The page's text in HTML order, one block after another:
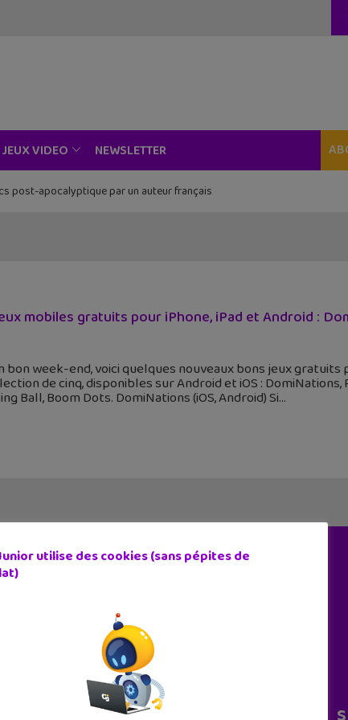
JEUX VIDEO NEWSLETTER
post-apocalyptique par un auteur français
mobiles gratuits pour iPhone, iPad et Android :
bon week-end, voici quelques nouveaux bons jeux
de cinq, disponibles sur Android et iOS :
Ball, Boom Dots. DomiNations (iOS, Android) Si
utilise des cookies (sans pépites de